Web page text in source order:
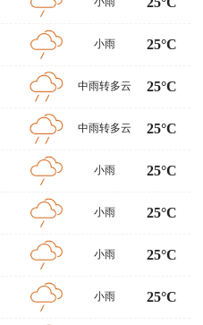
小雨 25°C
中雨转多云 25°C
中雨转多云 25°C
小雨 25°C
小雨 25°C
小雨 25°C
小雨 25°C